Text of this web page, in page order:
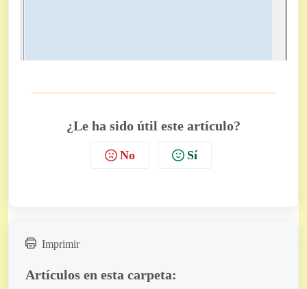
¿Le ha sido útil este artículo?
No Sí
Imprimir
Artículos en esta carpeta: